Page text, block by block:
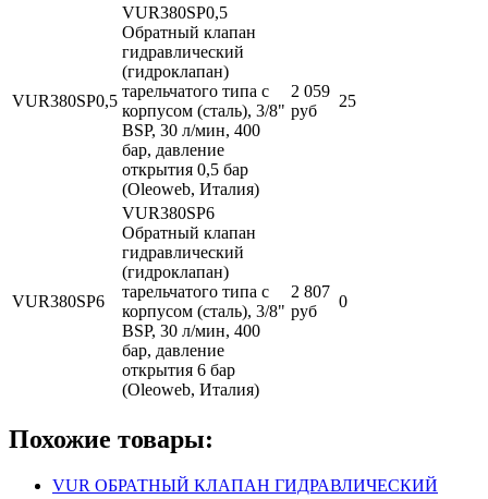
VUR380SP0,5
VUR380SP0,5
Обратный клапан
гидравлический
(гидроклапан)
тарельчатого типа с
корпусом (сталь), 3/8"
BSP, 30 л/мин, 400
бар, давление
открытия 0,5 бар
(Oleoweb, Италия)
2 059
руб
25
VUR380SP6
VUR380SP6
Обратный клапан
гидравлический
(гидроклапан)
тарельчатого типа с
корпусом (сталь), 3/8"
BSP, 30 л/мин, 400
бар, давление
открытия 6 бар
(Oleoweb, Италия)
2 807
руб
0
Похожие товары:
VUR ОБРАТНЫЙ КЛАПАН ГИДРАВЛИЧЕСКИЙ